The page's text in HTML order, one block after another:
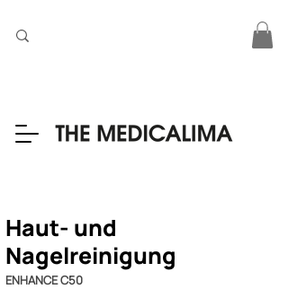
Haut- und
Nagelreinigung
ENHANCE C50